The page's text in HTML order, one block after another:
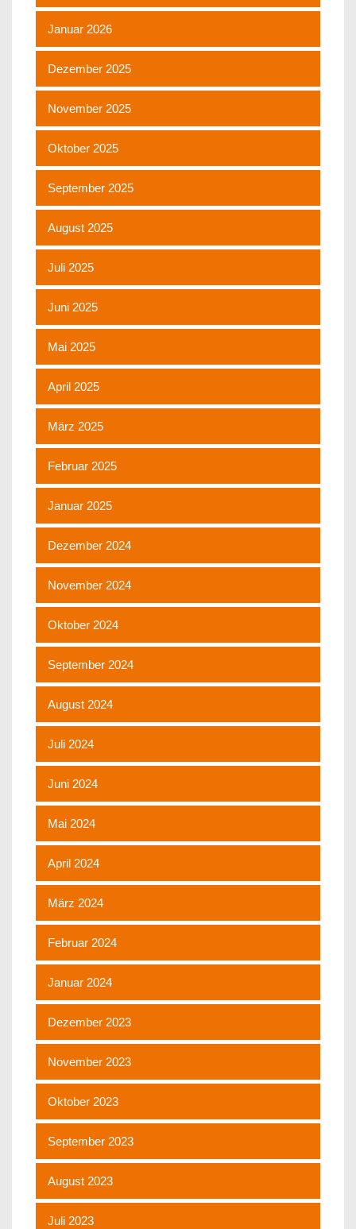
Januar 2026
Dezember 2025
November 2025
Oktober 2025
September 2025
August 2025
Juli 2025
Juni 2025
Mai 2025
April 2025
März 2025
Februar 2025
Januar 2025
Dezember 2024
November 2024
Oktober 2024
September 2024
August 2024
Juli 2024
Juni 2024
Mai 2024
April 2024
März 2024
Februar 2024
Januar 2024
Dezember 2023
November 2023
Oktober 2023
September 2023
August 2023
Juli 2023